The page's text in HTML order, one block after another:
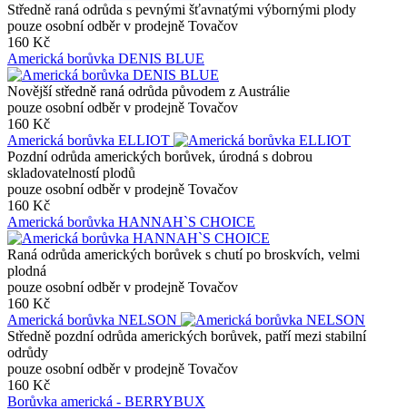
Středně raná odrůda s pevnými šťavnatými výbornými plody
pouze osobní odběr v prodejně Tovačov
160 Kč
Americká borůvka DENIS BLUE
Novější středně raná odrůda původem z Austrálie
pouze osobní odběr v prodejně Tovačov
160 Kč
Americká borůvka ELLIOT
Pozdní odrůda amerických borůvek, úrodná s dobrou
skladovatelností plodů
pouze osobní odběr v prodejně Tovačov
160 Kč
Americká borůvka HANNAH`S CHOICE
Raná odrůda amerických borůvek s chutí po broskvích, velmi
plodná
pouze osobní odběr v prodejně Tovačov
160 Kč
Americká borůvka NELSON
Středně pozdní odrůda amerických borůvek, patří mezi stabilní
odrůdy
pouze osobní odběr v prodejně Tovačov
160 Kč
Borůvka americká - BERRYBUX